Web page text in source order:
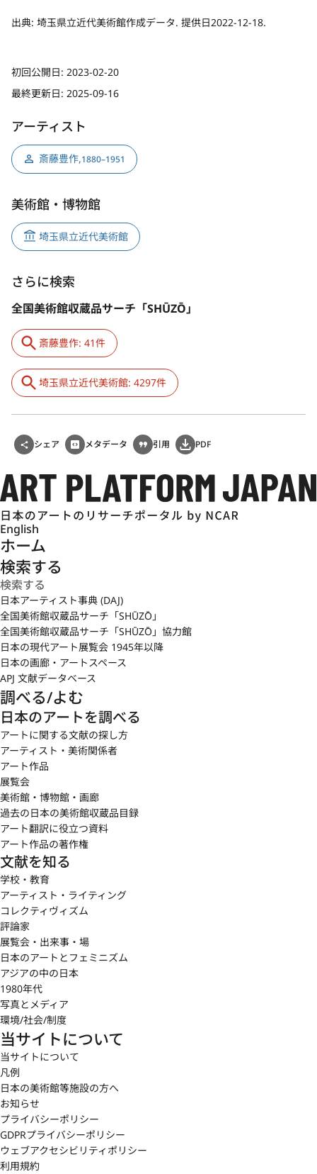
出典: 埼玉県立近代美術館作成データ. 提供日2022-12-18.
初回公開日: 2023-02-20
最終更新日: 2025-09-16
アーティスト
斎藤豊作,1880–1951
美術館・博物館
埼玉県立近代美術館
さらに検索
全国美術館収蔵品サーチ「SHŪZŌ」
斎藤豊作: 41件
埼玉県立近代美術館: 4297件
シェア メタデータ 引用 PDF
English
ホーム
検索する
日本アーティスト事典 (DAJ)
全国美術館収蔵品サーチ「SHŪZŌ」
全国美術館収蔵品サーチ「SHŪZŌ」協力館
日本の現代アート展覧会 1945年以降
日本の画廊・アートスペース
APJ 文献データベース
調べる/よむ
日本のアートを調べる
アートに関する文献の探し方
アーティスト・美術関係者
アート作品
展覧会
美術館・博物館・画廊
過去の日本の美術館収蔵品目録
アート翻訳に役立つ資料
アート作品の著作権
文献を知る
学校・教育
アーティスト・ライティング
コレクティヴィズム
評論家
展覧会・出来事・場
日本のアートとフェミニズム
アジアの中の日本
1980年代
写真とメディア
環境/社会/制度
当サイトについて
当サイトについて
凡例
日本の美術館等施設の方へ
お知らせ
プライバシーポリシー
GDPRプライバシーポリシー
ウェブアクセシビリティポリシー
利用規約